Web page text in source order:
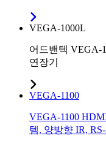
VEGA-1000L
어드밴텍 VEGA-
연장기
VEGA-1100
VEGA-1100
템, 양방향 IR,